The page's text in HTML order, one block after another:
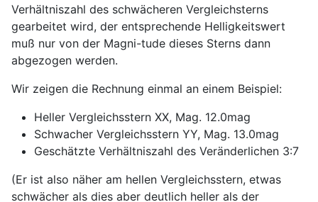
Verhältniszahl des schwächeren Vergleichsterns
gearbeitet wird, der entsprechende Helligkeitswert
muß nur von der Magni-tude dieses Sterns dann
abgezogen werden.
Wir zeigen die Rechnung einmal an einem Beispiel:
Heller Vergleichsstern XX, Mag. 12.0mag
Schwacher Vergleichsstern YY, Mag. 13.0mag
Geschätzte Verhältniszahl des Veränderlichen 3:7
(Er ist also näher am hellen Vergleichsstern, etwas
schwächer als dies aber deutlich heller als der